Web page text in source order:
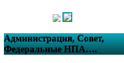
Администрация, Совет,
Федеральные НПА….